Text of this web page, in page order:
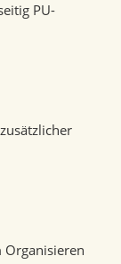
PU-
Organisieren